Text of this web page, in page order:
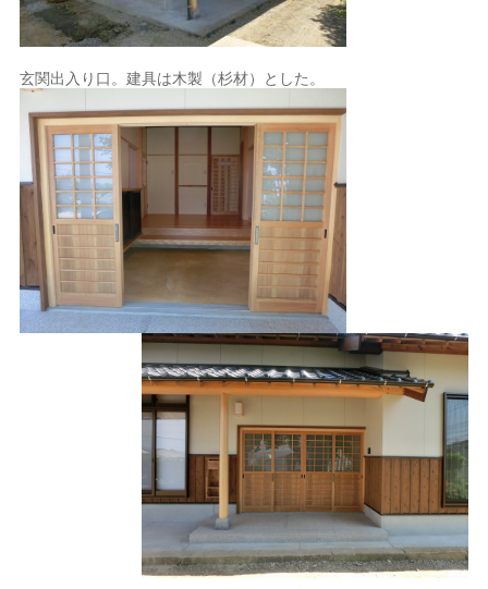
玄関出入り口。建具は木製（杉材）とした。